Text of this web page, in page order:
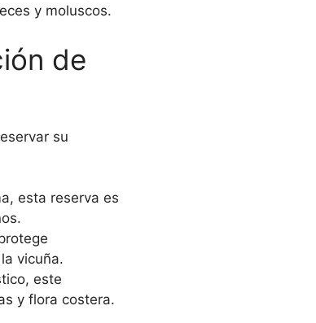
y moluscos.
de
su
esta reserva es
vicuña.
este
y flora costera.